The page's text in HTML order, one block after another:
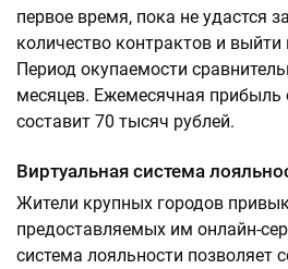
первое время, пока не удастся
количество контрактов и
Период окупаемости
месяцев. Ежемесячная прибыль
составит 70 тысяч рублей.
Виртуальная система
Жители крупных городов
предоставляемых им онлайн-
система лояльности позволяет